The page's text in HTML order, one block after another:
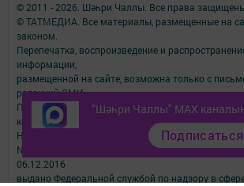
"Шәһри Чаллы" MAX
Подписаться
© 2011 - 2026. Шәһри Чаллы. Все права
© ТАТМЕДИА. Все материалы, размещенные на
законом.
Перепечатка, воспроизведение и
информации,
размещенной на сайте, возможна только с
редакций СМИ.
При поддержке Республиканского агентства по
коммуникациям.
Наименование СМИ: Шəhри Чаллы
№ свидетельства о регистрации СМИ, дата: ЭЛ №
06.12.2016
выдано Федеральной службой по надзору в